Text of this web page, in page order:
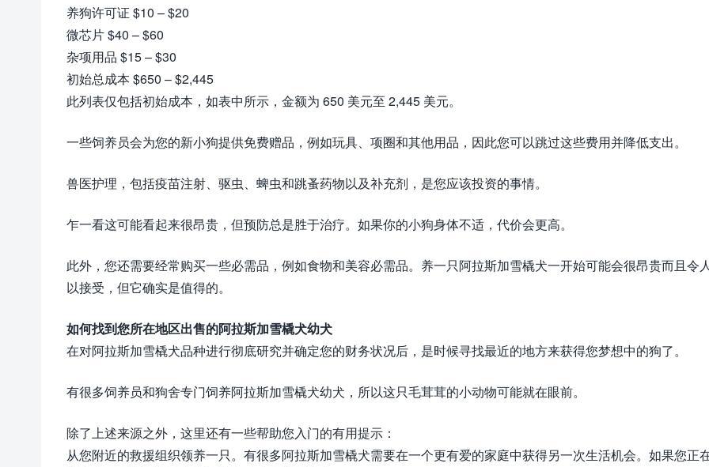
养狗许可证 $10 – $20
微芯片 $40 – $60
杂项用品 $15 – $30
初始总成本 $650 – $2,445
此列表仅包括初始成本，如表中所示，金额为 650 美元至 2,445 美元。
一些饲养员会为您的新小狗提供免费赠品，例如玩具、项圈和其他用品，因此您可以跳过这些费用并降低支出。
兽医护理，包括疫苗注射、驱虫、蜱虫和跳蚤药物以及补充剂，是您应该投资的事情。
乍一看这可能看起来很昂贵，但预防总是胜于治疗。如果你的小狗身体不适，代价会更高。
此外，您还需要经常购买一些必需品，例如食物和美容必需品。养一只阿拉斯加雪橇犬一开始可能会很昂贵而且令
以接受，但它确实是值得的。
如何找到您所在地区出售的阿拉斯加雪橇犬幼犬
在对阿拉斯加雪橇犬品种进行彻底研究并确定您的财务状况后，是时候寻找最近的地方来获得您梦想中的狗了。
有很多饲养员和狗舍专门饲养阿拉斯加雪橇犬幼犬，所以这只毛茸茸的小动物可能就在眼前。
除了上述来源之外，这里还有一些帮助您入门的有用提示：
从您附近的救援组织领养一只。有很多阿拉斯加雪橇犬需要在一个更有爱的家庭中获得另一次生活机会。如果您正